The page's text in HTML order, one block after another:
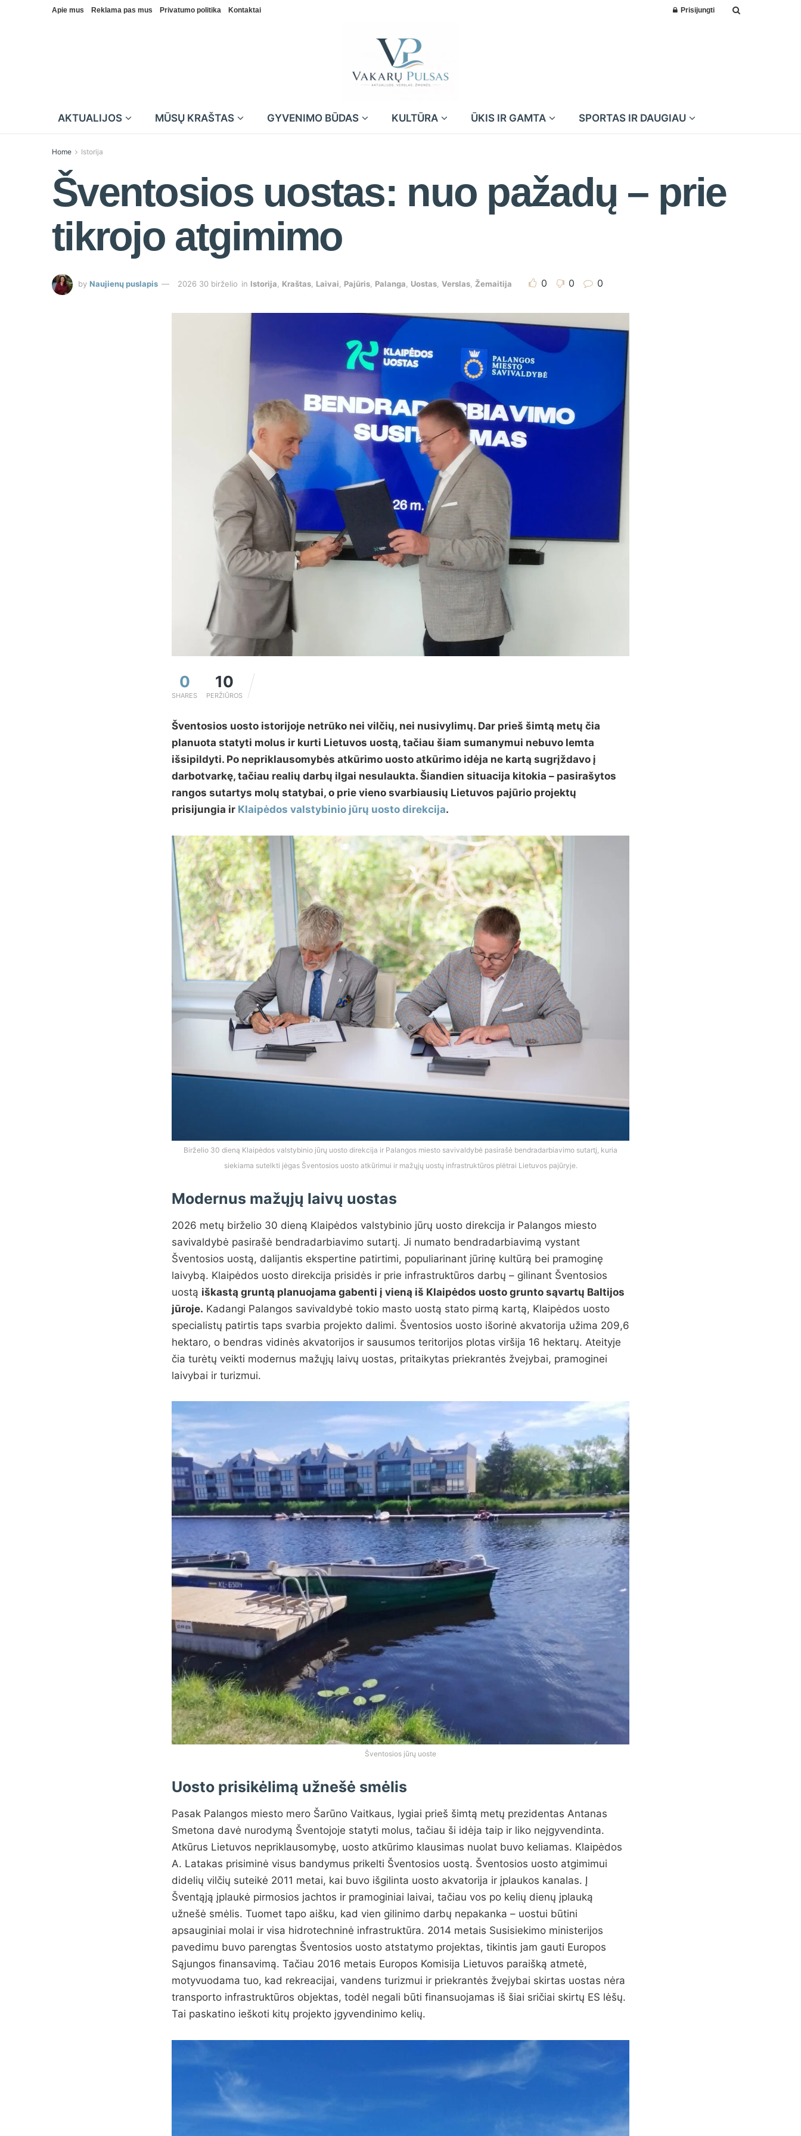
Apie mus Reklama pas mus Privatumo politika Kontaktai Prisijungti
AKTUALIJOS MŪSŲ KRAŠTAS GYVENIMO BŪDAS KULTŪRA ŪKIS IR GAMTA SPORTAS IR DAUGIAU
Home Istorija
Šventosios uostas: nuo pažadų – prie
tikrojo atgimimo
by Naujienų puslapis 2026 30 birželio in Istorija, Kraštas, Laivai, Pajūris, Palanga, Uostas, Verslas, Žemaitija 0 0 0
0
SHARES
10
PERŽIŪROS
Šventosios uosto istorijoje netrūko nei vilčių, nei nusivylimų. Dar prieš šimtą metų čia
planuota statyti molus ir kurti Lietuvos uostą, tačiau šiam sumanymui nebuvo lemta
išsipildyti. Po nepriklausomybės atkūrimo uosto atkūrimo idėja ne kartą sugrįždavo į
darbotvarkę, tačiau realių darbų ilgai nesulaukta. Šiandien situacija kitokia – pasirašytos
rangos sutartys molų statybai, o prie vieno svarbiausių Lietuvos pajūrio projektų
prisijungia ir Klaipėdos valstybinio jūrų uosto direkcija.
Birželio 30 dieną Klaipėdos valstybinio jūrų uosto direkcija ir Palangos miesto savivaldybė pasirašė bendradarbiavimo sutartį, kuria
siekiama sutelkti jėgas Šventosios uosto atkūrimui ir mažųjų uostų infrastruktūros plėtrai Lietuvos pajūryje.
Modernus mažųjų laivų uostas
2026 metų birželio 30 dieną Klaipėdos valstybinio jūrų uosto direkcija ir Palangos miesto
savivaldybė pasirašė bendradarbiavimo sutartį. Ji numato bendradarbiavimą vystant
Šventosios uostą, dalijantis ekspertine patirtimi, populiarinant jūrinę kultūrą bei pramoginę
laivybą. Klaipėdos uosto direkcija prisidės ir prie infrastruktūros darbų – gilinant Šventosios
uostą iškastą gruntą planuojama gabenti į vieną iš Klaipėdos uosto grunto sąvartų Baltijos
jūroje. Kadangi Palangos savivaldybė tokio masto uostą stato pirmą kartą, Klaipėdos uosto
specialistų patirtis taps svarbia projekto dalimi. Šventosios uosto išorinė akvatorija užima 209,6
hektaro, o bendras vidinės akvatorijos ir sausumos teritorijos plotas viršija 16 hektarų. Ateityje
čia turėtų veikti modernus mažųjų laivų uostas, pritaikytas priekrantės žvejybai, pramoginei
laivybai ir turizmui.
Šventosios jūrų uoste
Uosto prisikėlimą užnešė smėlis
Pasak Palangos miesto mero Šarūno Vaitkaus, lygiai prieš šimtą metų prezidentas Antanas
Smetona davė nurodymą Šventojoje statyti molus, tačiau ši idėja taip ir liko neįgyvendinta.
Atkūrus Lietuvos nepriklausomybę, uosto atkūrimo klausimas nuolat buvo keliamas. Klaipėdos
A. Latakas prisiminė visus bandymus prikelti Šventosios uostą. Šventosios uosto atgimimui
didelių vilčių suteikė 2011 metai, kai buvo išgilinta uosto akvatorija ir įplaukos kanalas. Į
Šventąją įplaukė pirmosios jachtos ir pramoginiai laivai, tačiau vos po kelių dienų įplauką
užnešė smėlis. Tuomet tapo aišku, kad vien gilinimo darbų nepakanka – uostui būtini
apsauginiai molai ir visa hidrotechninė infrastruktūra. 2014 metais Susisiekimo ministerijos
pavedimu buvo parengtas Šventosios uosto atstatymo projektas, tikintis jam gauti Europos
Sąjungos finansavimą. Tačiau 2016 metais Europos Komisija Lietuvos paraišką atmetė,
motyvuodama tuo, kad rekreacijai, vandens turizmui ir priekrantės žvejybai skirtas uostas nėra
transporto infrastruktūros objektas, todėl negali būti finansuojamas iš šiai sričiai skirtų ES lėšų.
Tai paskatino ieškoti kitų projekto įgyvendinimo kelių.